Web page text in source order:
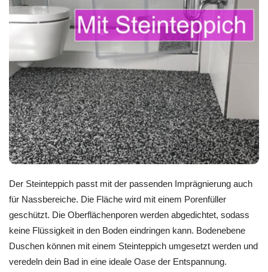
Der Steinteppich passt mit der passenden Imprägnierung auch
für Nassbereiche. Die Fläche wird mit einem Porenfüller
geschützt. Die Oberflächenporen werden abgedichtet, sodass
keine Flüssigkeit in den Boden eindringen kann. Bodenebene
Duschen können mit einem Steinteppich umgesetzt werden und
veredeln dein Bad in eine ideale Oase der Entspannung.